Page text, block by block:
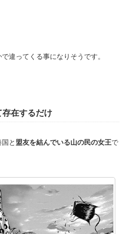
違ってくる事になりそうです。
在するだけ
と 盟友を結んでいる山の民の女王で